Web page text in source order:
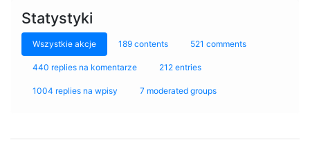
Statystyki
Wszystkie akcje 189 contents 521 comments
440 replies na komentarze 212 entries
1004 replies na wpisy 7 moderated groups